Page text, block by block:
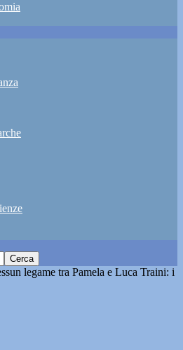
legame tra Pamela e Luca Traini: i